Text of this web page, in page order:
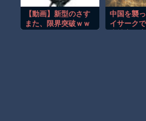
【動画】新型のさす
また、限界突破ｗｗ
中国を襲
イサーク